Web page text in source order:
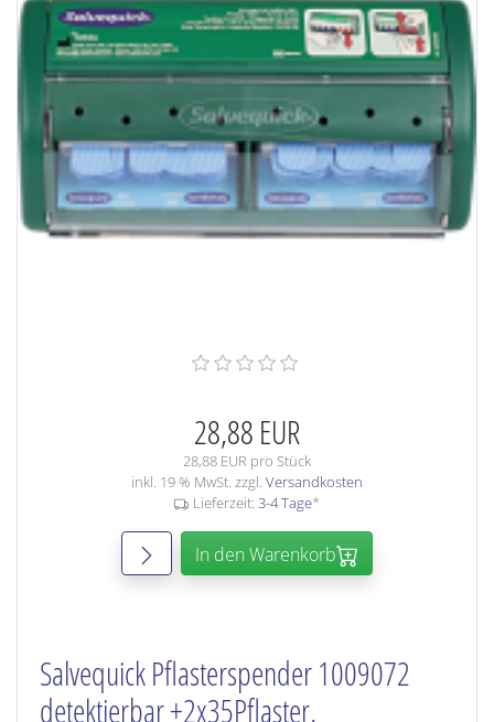
28,88 EUR
28,88 EUR pro Stück
inkl. 19 % MwSt. zzgl. Versandkosten
Lieferzeit: 3-4 Tage*
In den Warenkorb
Salvequick Pflasterspender 1009072
detektierbar +2x35Pflaster,